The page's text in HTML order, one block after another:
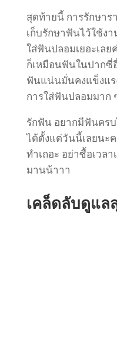
สุดท้ายนี้ การรักษา
เก็บรักษาฟันไว้ใช้ง
ใส่ฟันปลอมเยอะเล
ก็เหมือนฟันในปากซี่
ฟันแน่นมั่นคงแข็งแร
การใส่ฟันปลอมมาก
รักฟัน อยากมีฟันคร
ได้ตั้งแต่วันนี้เลยนะ
ทำเถอะ อย่าซื้อเวล
มานน้าาา
เคล็ดลับดูแ